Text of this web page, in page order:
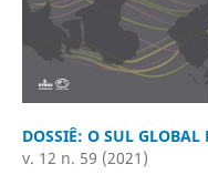
DOSSIÊ: O SUL GLOBAL
v. 12 n. 59 (2021)